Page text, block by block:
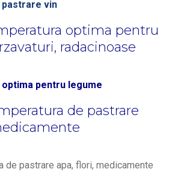
optima pentru
radacinoase
de pastrare